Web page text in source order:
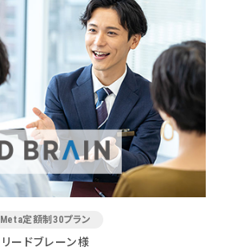
Meta定額制30プラン
リードブレーン様